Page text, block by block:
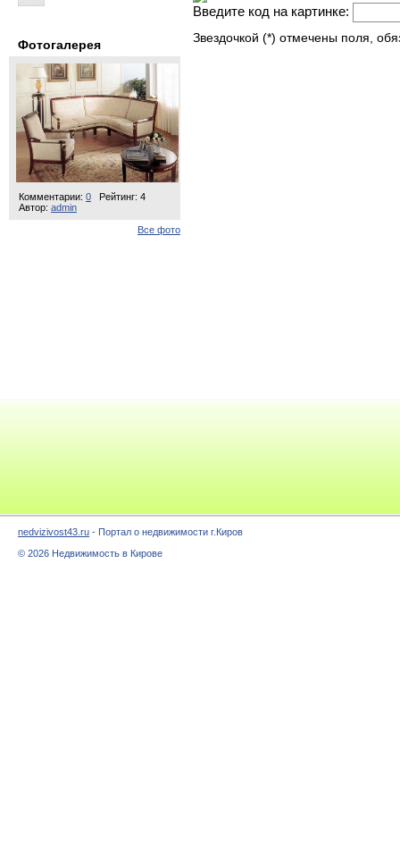
Фотогалерея
Комментарии: 0
Рейтинг: 4
Автор: admin
Все фото
Введите код на картинке:
Звездочкой (*) отмечены поля,
nedvizivost43.ru - Портал о недвижимости г.Киров
© 2026 Недвижимость в Кирове